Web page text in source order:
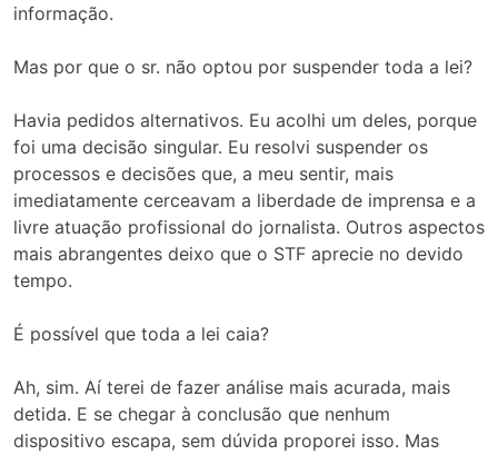
informação.
Mas por que o sr. não optou por suspender toda a lei?
Havia pedidos alternativos. Eu acolhi um deles, porque
foi uma decisão singular. Eu resolvi suspender os
processos e decisões que, a meu sentir, mais
imediatamente cerceavam a liberdade de imprensa e a
livre atuação profissional do jornalista. Outros aspectos
mais abrangentes deixo que o STF aprecie no devido
tempo.
É possível que toda a lei caia?
Ah, sim. Aí terei de fazer análise mais acurada, mais
detida. E se chegar à conclusão que nenhum
dispositivo escapa, sem dúvida proporei isso. Mas